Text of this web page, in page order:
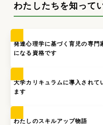
わたしたちを知って
発達心理学に基づく育児の専門
になる資格です
大学カリキュラムに導入されて
ます
わたしのスキルアップ物語